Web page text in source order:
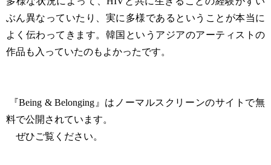
ぶん異なっていたり、実に多様であるということが本当に
よく伝わってきます。韓国というアジアのアーティストの
作品も入っていたのもよかったです。
『Being & Belonging』はノーマルスクリーンのサイトで無
料で公開されています。
ぜひご覧ください。